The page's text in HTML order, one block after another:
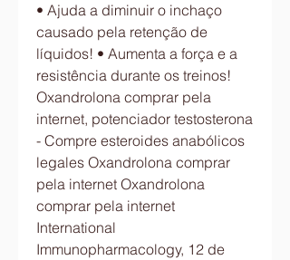
• Ajuda a diminuir o inchaço
causado pela retenção de
líquidos! • Aumenta a força e a
resistência durante os treinos!
Oxandrolona comprar pela
internet, potenciador testosterona
- Compre esteroides anabólicos
legales Oxandrolona comprar
pela internet Oxandrolona
comprar pela internet
International
Immunopharmacology, 12 de